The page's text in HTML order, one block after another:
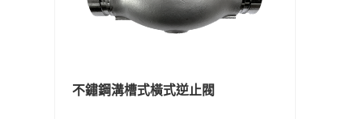
不鏽鋼溝槽式橫式逆止閥